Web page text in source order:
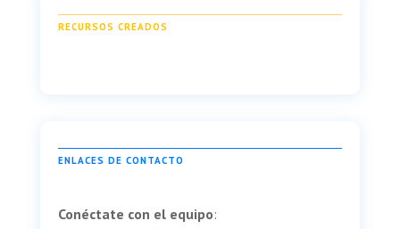
RECURSOS CREADOS
ENLACES DE CONTACTO
Conéctate con el equipo: